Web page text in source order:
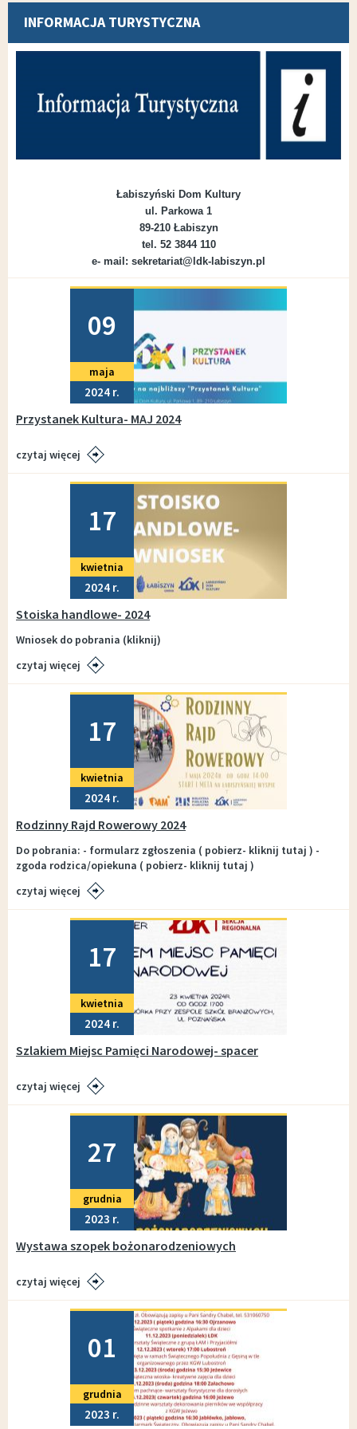
INFORMACJA TURYSTYCZNA
Łabiszyński Dom Kultury
ul. Parkowa 1
89-210 Łabiszyn
tel. 52 3844 110
e- mail: sekretariat@ldk-labiszyn.pl
09
maja
2024
Przystanek Kultura- MAJ 2024
czytaj więcej
17
kwietnia
2024
Stoiska handlowe- 2024
Wniosek do pobrania (kliknij)
czytaj więcej
17
kwietnia
2024
Rodzinny Rajd Rowerowy 2024
Do pobrania: - formularz zgłoszenia ( pobierz- kliknij tutaj ) -
zgoda rodzica/opiekuna ( pobierz- kliknij tutaj )
czytaj więcej
17
kwietnia
2024
Szlakiem Miejsc Pamięci Narodowej- spacer
czytaj więcej
27
grudnia
2023
Wystawa szopek bożonarodzeniowych
czytaj więcej
01
grudnia
2023